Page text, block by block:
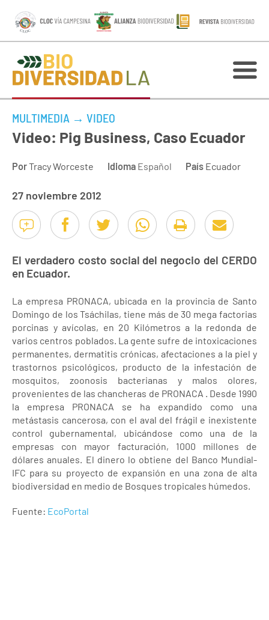
MULTIMEDIA → VIDEO
Video: Pig Business, Caso Ecuador
PorTracy Worceste Idioma Español País Ecuador
27 noviembre 2012
El verdadero costo social del negocio del CERDO
en Ecuador.
La empresa PRONACA, ubicada en la provincia de Santo
Domingo de los Tsáchilas, tiene más de 30 mega factorias
porcinas y avícolas, en 20 Kilómetros a la redonda de
varios centros poblados. La gente sufre de intoxicaciones
permanentes, dermatitis crónicas, afectaciones a la piel y
trastornos psicológicos, producto de la infestación de
mosquitos, zoonosis bacterianas y malos olores,
provenientes de las chancheras de PRONACA . Desde 1990
la empresa PRONACA se ha expandido como una
metástasis cancerosa, con el aval del frágil e inexistente
control gubernamental, ubicándose como una de la
empresas con mayor facturación, 1000 millones de
dólares anuales. El dinero lo obtiene del Banco Mundial-
IFC para su proyecto de expansión en una zona de alta
biodiversidad en medio de Bosques tropicales húmedos.
Fuente: EcoPortal